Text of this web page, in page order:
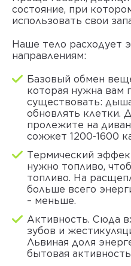
состояние, при
использовать свои
Наше тело расходует
направлениям:
Базовый обмен
которая нужна вам
существовать:
обновлять клетки.
пролежите на
сожжет 1200-1600
Термический
нужно топливо,
топливо. На
больше всего
– меньше.
Активность. Сюда
зубов и
Львиная доля
бытовая